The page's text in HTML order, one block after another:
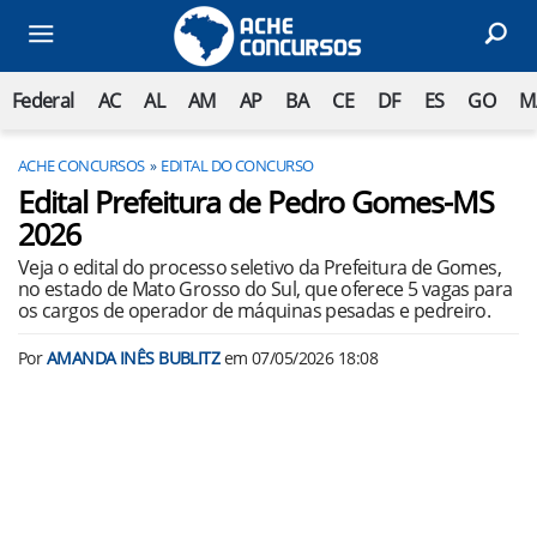
Federal AC AL AM AP BA CE DF ES GO
ACHE CONCURSOS EDITAL DO CONCURSO
Edital Prefeitura de Pedro Gomes-MS
2026
Veja o edital do processo seletivo da Prefeitura de Gomes,
no estado de Mato Grosso do Sul, que oferece 5 vagas para
os cargos de operador de máquinas pesadas e pedreiro.
PorAMANDA INÊS BUBLITZem 07/05/2026 18:08